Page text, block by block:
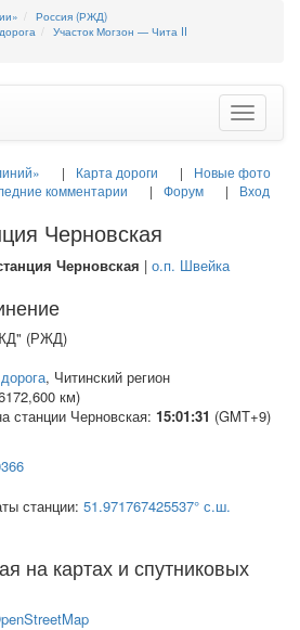
Россия (РЖД)
Участок Могзон — Чита II
Toggle
Карта дороги
Новые фото
комментарии Форум Вход
Черновская
Черновская | о.п. Швейка
(РЖД)
, Читинский регион
км)
станции Черновская: 15:01:31 (GMT+9)
станции: 51.971767425537° с.ш.
на картах и спутниковых